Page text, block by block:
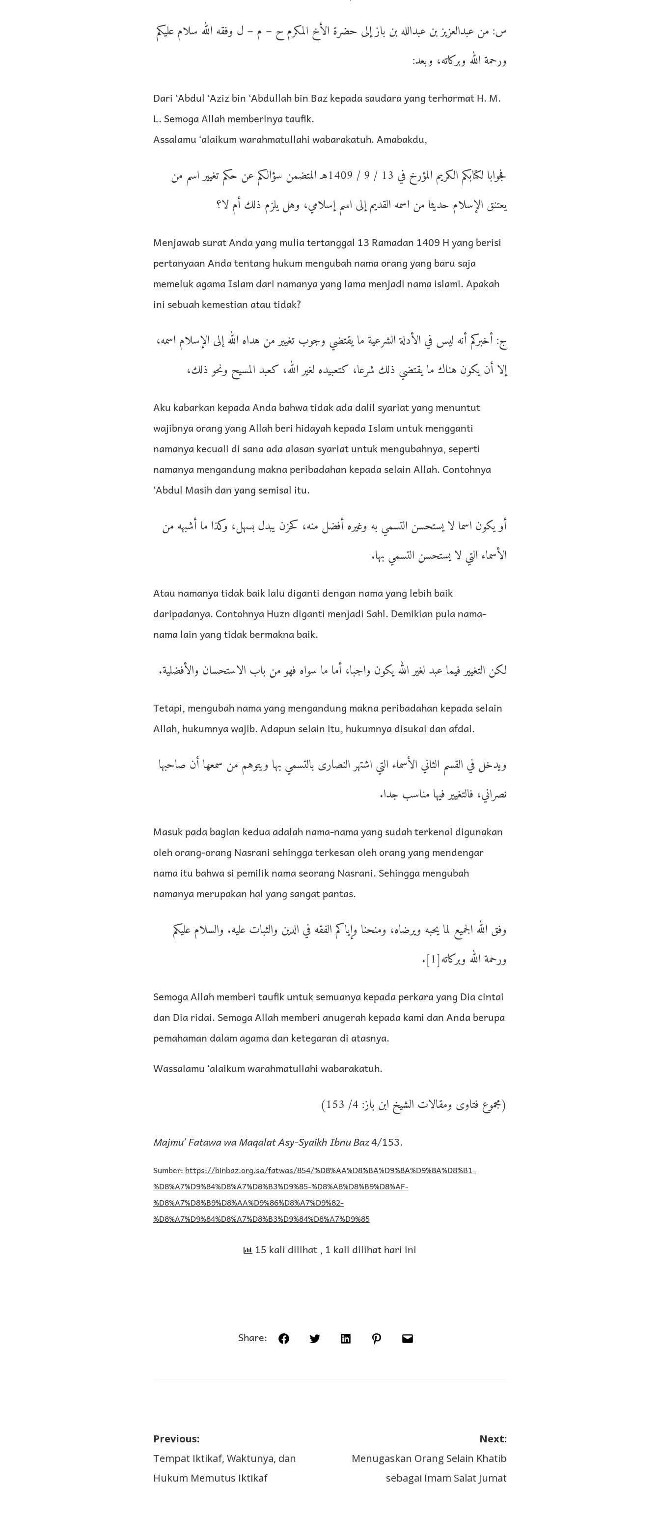
س: من عبدالعزيز بن عبدالله بن باز إلى حضرة الأخ المكرم ح – م – ل وفقه الله سلام عليكم
ورحمة الله وبركاته، وبعد:
Dari ‘Abdul ‘Aziz bin ‘Abdullah bin Baz kepada saudara yang terhormat H. M.
L. Semoga Allah memberinya taufik.
Assalamu ‘alaikum warahmatullahi wabarakatuh. Amabakdu,
فجوابا لكتابكم الكريم المؤرخ في 13 / 9 / 1409هـ المتضمن سؤالكم عن حكم تغيير اسم من
يعتنق الإسلام حديثا من اسمه القديم إلى اسم إسلامي، وهل يلزم ذلك أم لا؟
Menjawab surat Anda yang mulia tertanggal 13 Ramadan 1409 H yang berisi
pertanyaan Anda tentang hukum mengubah nama orang yang baru saja
memeluk agama Islam dari namanya yang lama menjadi nama islami. Apakah
ini sebuah kemestian atau tidak?
ج: أخبركم أنه ليس في الأدلة الشرعية ما يقتضي وجوب تغيير من هداه الله إلى الإسلام اسمه،
إلا أن يكون هناك ما يقتضي ذلك شرعا، كتعبيده لغير الله، كعبد المسيح ونحو ذلك،
Aku kabarkan kepada Anda bahwa tidak ada dalil syariat yang menuntut
wajibnya orang yang Allah beri hidayah kepada Islam untuk mengganti
namanya kecuali di sana ada alasan syariat untuk mengubahnya, seperti
namanya mengandung makna peribadahan kepada selain Allah. Contohnya
‘Abdul Masih dan yang semisal itu.
أو يكون اسما لا يستحسن التسمي به وغيره أفضل منه، كحزن يبدل بسهل، وكذا ما أشبهه من
الأسماء التي لا يستحسن التسمي بها.
Atau namanya tidak baik lalu diganti dengan nama yang lebih baik
daripadanya. Contohnya Huzn diganti menjadi Sahl. Demikian pula nama-
nama lain yang tidak bermakna baik.
لكن التغيير فيما عبد لغير الله يكون واجبا، أما ما سواه فهو من باب الاستحسان والأفضلية.
Tetapi, mengubah nama yang mengandung makna peribadahan kepada selain
Allah, hukumnya wajib. Adapun selain itu, hukumnya disukai dan afdal.
ويدخل في القسم الثاني الأسماء التي اشتهر النصارى بالتسمي بها ويتوهم من سمعها أن صاحبها
نصراني، فالتغيير فيها مناسب جدا.
Masuk pada bagian kedua adalah nama-nama yang sudah terkenal digunakan
oleh orang-orang Nasrani sehingga terkesan oleh orang yang mendengar
nama itu bahwa si pemilik nama seorang Nasrani. Sehingga mengubah
namanya merupakan hal yang sangat pantas.
وفق الله الجميع لما يحبه ويرضاه، ومنحنا وإياكم الفقه في الدين والثبات عليه. والسلام عليكم
ورحمة الله وبركاته[1].
Semoga Allah memberi taufik untuk semuanya kepada perkara yang Dia cintai
dan Dia ridai. Semoga Allah memberi anugerah kepada kami dan Anda berupa
pemahaman dalam agama dan ketegaran di atasnya.
Wassalamu ‘alaikum warahmatullahi wabarakatuh.
(مجموع فتاوى ومقالات الشيخ ابن باز: 4/ 153)
Majmu’ Fatawa wa Maqalat Asy-Syaikh Ibnu Baz4/153.
Sumber: https://binbaz.org.sa/fatwas/854/%D8%AA%D8%BA%D9%8A%D9%8A%D8%B1-
%D8%A7%D9%84%D8%A7%D8%B3%D9%85-%D8%A8%D8%B9%D8%AF-
%D8%A7%D8%B9%D8%AA%D9%86%D8%A7%D9%82-
%D8%A7%D9%84%D8%A7%D8%B3%D9%84%D8%A7%D9%85
15 kali dilihat, 1 kali dilihat hari ini
Share: FacebookTwitterLinkedInPinterestEmail
Navigasi
Previous:
Tempat Iktikaf, Waktunya, dan
Hukum Memutus Iktikaf
Next:
Menugaskan Orang Selain Khatib
sebagai Imam Salat Jumat